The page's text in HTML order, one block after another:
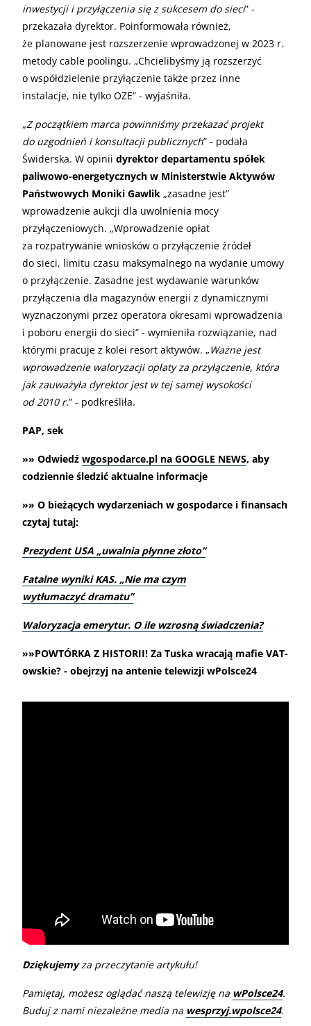
inwestycji i przyłączenia się z sukcesem do sieci” -
przekazała dyrektor. Poinformowała również,
że planowane jest rozszerzenie wprowadzonej w 2023 r.
metody cable poolingu. „Chcielibyśmy ją rozszerzyć
o współdzielenie przyłączenie także przez inne
instalacje, nie tylko OZE” - wyjaśniła.
„Z początkiem marca powinniśmy przekazać projekt
do uzgodnień i konsultacji publicznych” - podała
Świderska. W opinii dyrektor departamentu spółek
paliwowo-energetycznych w Ministerstwie Aktywów
Państwowych Moniki Gawlik „zasadne jest”
wprowadzenie aukcji dla uwolnienia mocy
przyłączeniowych. „Wprowadzenie opłat
za rozpatrywanie wniosków o przyłączenie źródeł
do sieci, limitu czasu maksymalnego na wydanie umowy
o przyłączenie. Zasadne jest wydawanie warunków
przyłączenia dla magazynów energii z dynamicznymi
wyznaczonymi przez operatora okresami wprowadzenia
i poboru energii do sieci” - wymieniła rozwiązanie, nad
którymi pracuje z kolei resort aktywów. „Ważne jest
wprowadzenie waloryzacji opłaty za przyłączenie, która
jak zauważyła dyrektor jest w tej samej wysokości
od 2010 r.” - podkreśliła.
PAP, sek
»» Odwiedź wgospodarce.pl na GOOGLE NEWS, aby
codziennie śledzić aktualne informacje
»» O bieżących wydarzeniach w gospodarce i finansach
czytaj tutaj:
Prezydent USA „uwalnia płynne złoto”
Fatalne wyniki KAS. „Nie ma czym
wytłumaczyć dramatu”
Waloryzacja emerytur. O ile wzrosną świadczenia?
»»POWTÓRKA Z HISTORII! Za Tuska wracają mafie VAT-
owskie? - obejrzyj na antenie telewizji wPolsce24
Dziękujemyza przeczytanie artykułu!
Pamiętaj, możesz oglądać naszą telewizję na wPolsce24.
Buduj z nami niezależne media na wesprzyj.wpolsce24.